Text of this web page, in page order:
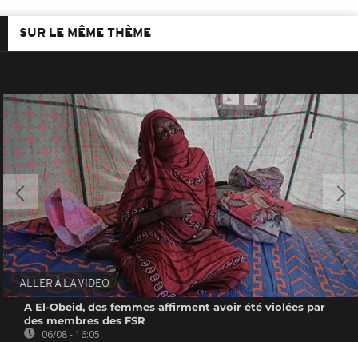
SUR LE MÊME THÈME
ALLER À LA VIDEO
A El-Obeid, des femmes affirment avoir été violées par
des membres des FSR
06/08 - 16:05